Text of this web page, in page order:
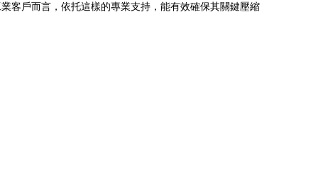
客戶而言，依托這樣的專業支持，能有效確保其關鍵壓縮